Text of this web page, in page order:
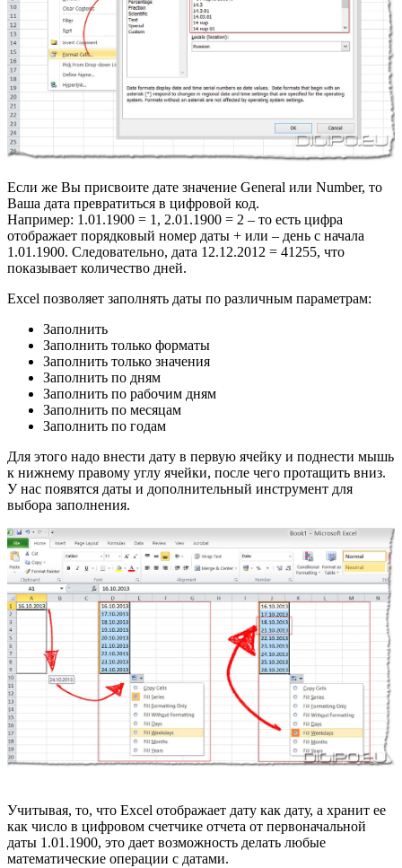
Если же Вы присвоите дате значение General или Number, то
Ваша дата превратиться в цифровой код.
Например: 1.01.1900 = 1, 2.01.1900 = 2 – то есть цифра
отображает порядковый номер даты + или – день с начала
1.01.1900. Следовательно, дата 12.12.2012 = 41255, что
показывает количество дней.
Excel позволяет заполнять даты по различным параметрам:
Заполнить
Заполнить только форматы
Заполнить только значения
Заполнить по дням
Заполнить по рабочим дням
Заполнить по месяцам
Заполнить по годам
Для этого надо внести дату в первую ячейку и поднести мышь
к нижнему правому углу ячейки, после чего протащить вниз.
У нас появятся даты и дополнительный инструмент для
выбора заполнения.
Учитывая, то, что Excel отображает дату как дату, а хранит ее
как число в цифровом счетчике отчета от первоначальной
даты 1.01.1900, это дает возможность делать любые
математические операции с датами.